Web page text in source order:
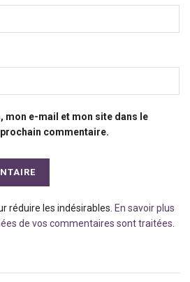
mon e-mail et mon site dans le
commentaire.
réduire les indésirables. En savoir plus
de vos commentaires sont traitées.